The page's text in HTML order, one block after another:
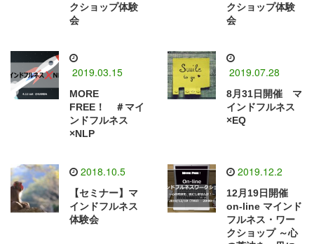
クショップ体験
会
クショップ体験
会
2019.03.15
MORE
FREE！ ＃マイ
ンドフルネス
×NLP
2019.07.28
8月31日開催 マ
インドフルネス
×EQ
2018.10.5
【セミナー】マ
インドフルネス
体験会
2019.12.2
12月19日開催
on-line マインド
フルネス・ワー
クショップ ～心